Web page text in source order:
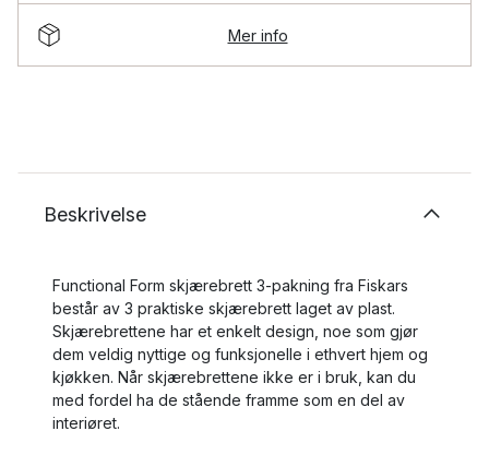
Mer info
Beskrivelse
Functional Form skjærebrett 3-pakning fra Fiskars
består av 3 praktiske skjærebrett laget av plast.
Skjærebrettene har et enkelt design, noe som gjør
dem veldig nyttige og funksjonelle i ethvert hjem og
kjøkken. Når skjærebrettene ikke er i bruk, kan du
med fordel ha de stående framme som en del av
interiøret.